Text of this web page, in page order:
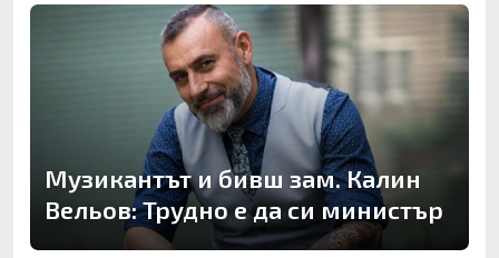
Музикантът и бивш зам. Калин
Вельов: Трудно е да си министър